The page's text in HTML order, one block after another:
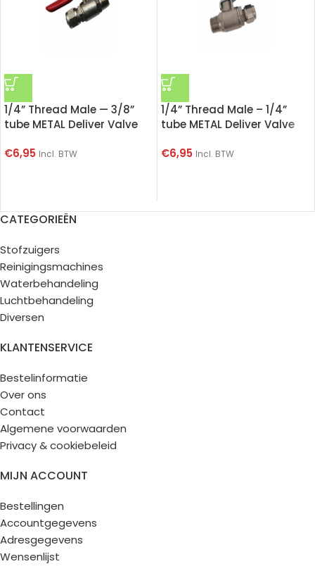
1/4” Thread Male — 3/8”
tube METAL Deliver Valve
€6,95 Incl. BTW
1/4” Thread Male – 1/4”
tube METAL Deliver Valve
€6,95 Incl. BTW
CATEGORIEËN
Stofzuigers
Reinigingsmachines
Waterbehandeling
Luchtbehandeling
Diversen
KLANTENSERVICE
Bestelinformatie
Over ons
Contact
Algemene voorwaarden
Privacy & cookiebeleid
MIJN ACCOUNT
Bestellingen
Accountgegevens
Adresgegevens
Wensenlijst